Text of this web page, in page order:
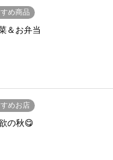
め商品
＆お弁当
めお店
の秋😋